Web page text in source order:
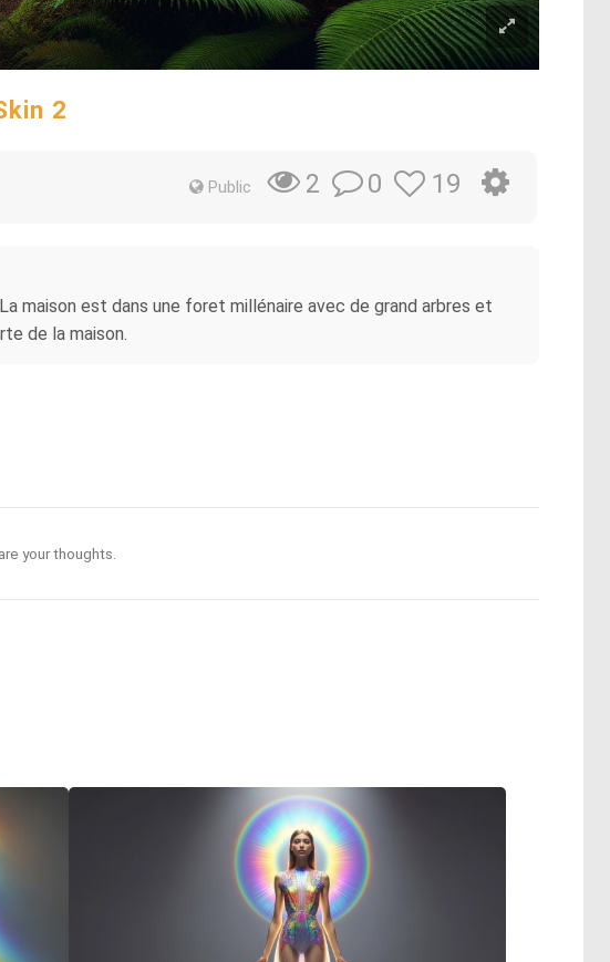
2
Public 2 0 19
maison est dans une foret millénaire avec de grand arbres et
de la maison.
your thoughts.